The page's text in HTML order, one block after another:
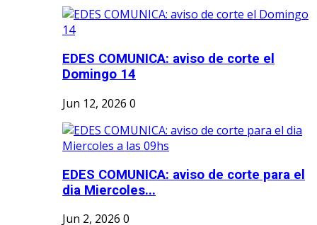
EDES COMUNICA: aviso de corte el
Domingo 14
Jun 12, 2026 0
EDES COMUNICA: aviso de corte para el
dia Miercoles...
Jun 2, 2026 0